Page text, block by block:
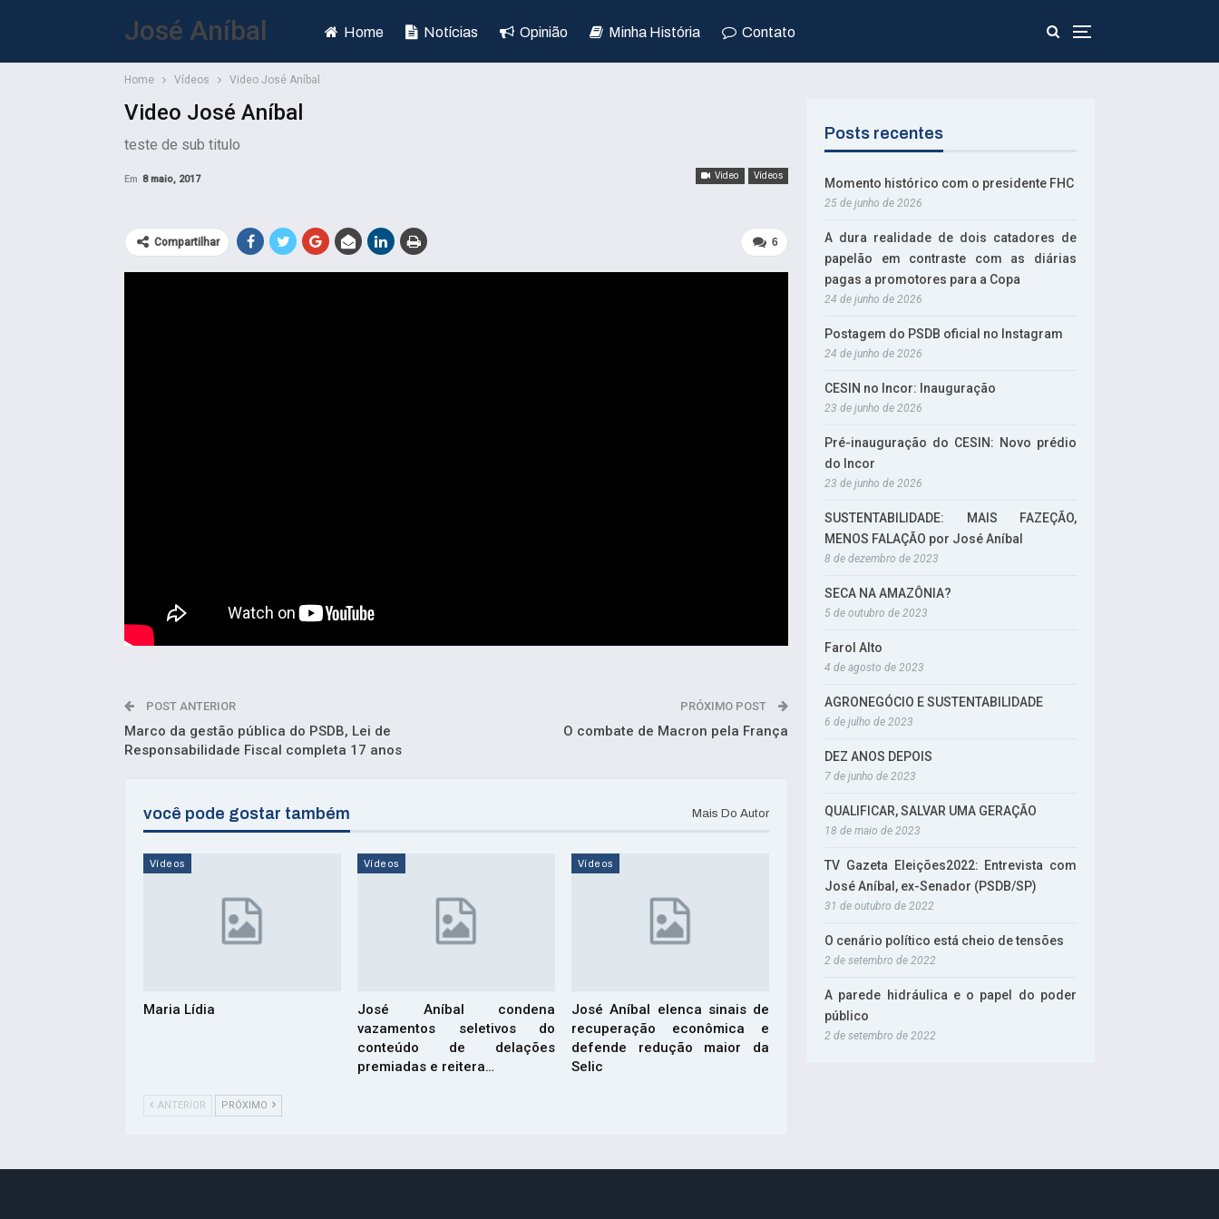
José Aníbal Home Notícias Opinião Minha História Contato
Home Vídeos Video José Aníbal
Video José Aníbal
teste de sub titulo
Video Vídeos
Em 8 maio, 2017
6
Compartilhar
POST ANTERIOR
Marco da gestão pública do PSDB, Lei de
Responsabilidade Fiscal completa 17 anos
PRÓXIMO POST
O combate de Macron pela França
você pode gostar também Mais Do Autor
Vídeos
Maria Lídia
Vídeos
José Aníbal condena
vazamentos seletivos do
conteúdo de delações
premiadas e reitera…
Vídeos
José Aníbal elenca sinais de
recuperação econômica e
defende redução maior da
Selic
ANTERIOR PRÓXIMO
Posts recentes
Momento histórico com o presidente FHC
25 de junho de 2026
A dura realidade de dois catadores de
papelão em contraste com as diárias
pagas a promotores para a Copa
24 de junho de 2026
Postagem do PSDB oficial no Instagram
24 de junho de 2026
CESIN no Incor: Inauguração
23 de junho de 2026
Pré-inauguração do CESIN: Novo prédio
do Incor
23 de junho de 2026
SUSTENTABILIDADE: MAIS FAZEÇÃO,
MENOS FALAÇÃO por José Aníbal
8 de dezembro de 2023
SECA NA AMAZÔNIA?
5 de outubro de 2023
Farol Alto
4 de agosto de 2023
AGRONEGÓCIO E SUSTENTABILIDADE
6 de julho de 2023
DEZ ANOS DEPOIS
7 de junho de 2023
QUALIFICAR, SALVAR UMA GERAÇÃO
18 de maio de 2023
TV Gazeta Eleições2022: Entrevista com
José Aníbal, ex-Senador (PSDB/SP)
31 de outubro de 2022
O cenário político está cheio de tensões
2 de setembro de 2022
A parede hidráulica e o papel do poder
público
2 de setembro de 2022